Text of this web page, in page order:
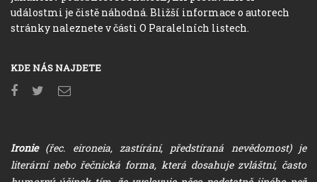
událostmi je čistě náhodná. Bližší informace o autorech
stránky naleznete v části O Paralelních listech.
KDE NÁS NAJDETE
Ironie(řec. eironeia, zastírání, předstíraná nevědomost) je
literární nebo řečnická forma, která dosahuje zvláštní, často